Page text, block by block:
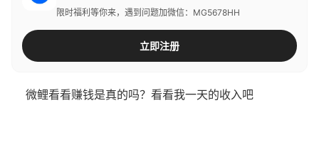
限时福利等你来，遇到问题加微信：MG5678HH
立即注册
微鲤看看赚钱是真的吗？看看我一天的收入吧